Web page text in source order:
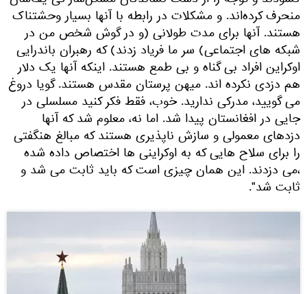
منحرف کرده‌اند. و مشکلات در رابطه با آنها بسیار وحشتناک
هستند. آنها برای مدت طولانی (و در گوش شخص من در
شبکه های اجتماعی) سر ما فریاد زدند) که رهبران باندرایی
اوکراین افراد بی گناه و بی طمع هستند. اینکه آنها یک دلار
هم دزدی نکرده اند. میهن پرستان مقدس هستند. گویا دروغ
می گویید، مدرکی ندارید. خوب، فقط فکر کنید مسلسلی در
جایی در افغانستان پیدا شد. اما نه، معلوم شد که آنها
دزدهای معمولی و سازش ناپذیری هستند که مبالغ هنگفتی
را برای سلاح هایی که به اوکراینی ها اختصاص داده شده
،می دزدند. این همان چیزی است که باید ثابت می شد و
ثابت شد".